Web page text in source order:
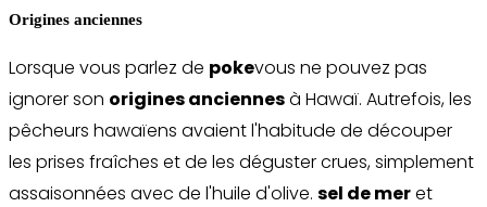
Origines anciennes
Lorsque vous parlez de pokevous ne pouvez pas
ignorer son origines anciennesà Hawaï. Autrefois, les
pêcheurs hawaïens avaient l'habitude de découper
les prises fraîches et de les déguster crues, simplement
assaisonnées avec de l'huile d'olive. sel de meret